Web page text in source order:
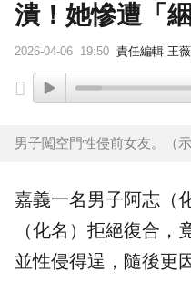
潰！她慘遭「
2026-04-06 19:50 責任編輯 王
男子闖空門性侵前女友。（
嘉義一名男子阿志（
（化名）拒絕復合，
並性侵得逞，隨後更